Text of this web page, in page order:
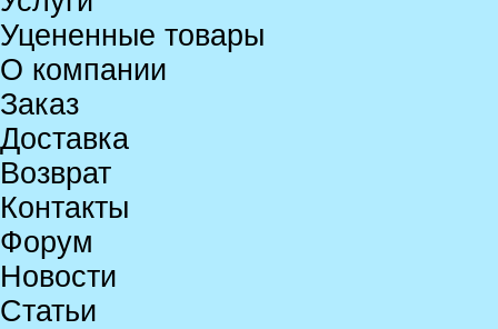
Уцененные товары
О компании
Заказ
Доставка
Возврат
Контакты
Форум
Новости
Статьи